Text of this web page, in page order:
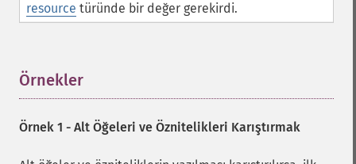
resource türünde bir değer gerekirdi.
Örnekler
Örnek 1 - Alt Öğeleri ve Öznitelikleri Karıştırmak